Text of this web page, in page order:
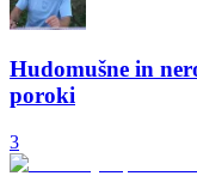
Hudomušne in
poroki
3